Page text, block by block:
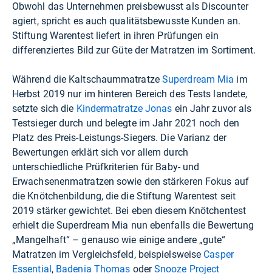
Obwohl das Unternehmen preisbewusst als Discounter
agiert, spricht es auch qualitätsbewusste Kunden an.
Stiftung Warentest liefert in ihren Prüfungen ein
differenziertes Bild zur Güte der Matratzen im Sortiment.
Während die Kaltschaummatratze Superdream Mia im
Herbst 2019 nur im hinteren Bereich des Tests landete,
setzte sich die Kindermatratze Jonas ein Jahr zuvor als
Testsieger durch und belegte im Jahr 2021 noch den
Platz des Preis-Leistungs-Siegers. Die Varianz der
Bewertungen erklärt sich vor allem durch
unterschiedliche Prüfkriterien für Baby- und
Erwachsenenmatratzen sowie den stärkeren Fokus auf
die Knötchenbildung, die die Stiftung Warentest seit
2019 stärker gewichtet. Bei eben diesem Knötchentest
erhielt die Superdream Mia nun ebenfalls die Bewertung
„Mangelhaft“ – genauso wie einige andere „gute“
Matratzen im Vergleichsfeld, beispielsweise Casper
Essential , Badenia Thomas oderSnooze Project